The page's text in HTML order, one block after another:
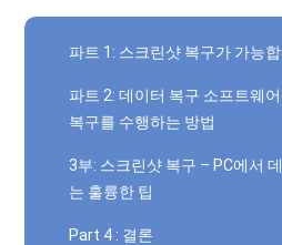
파트 1: 스크린샷 복구가 가능
파트 2: 데이터 복구 소프트웨
복구를 수행하는 방법
3부: 스크린샷 복구 – PC에서
는 훌륭한 팁
Part 4 : 결론